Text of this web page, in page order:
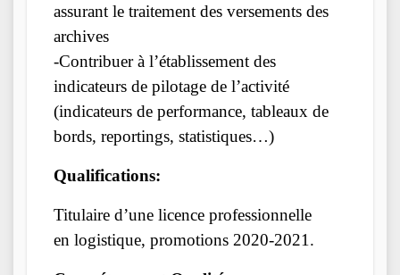
assurant le traitement des versements des
archives
-Contribuer à l’établissement des
indicateurs de pilotage de l’activité
(indicateurs de performance, tableaux de
bords, reportings, statistiques…)
Qualifications:
Titulaire d’une licence professionnelle
en logistique, promotions 2020-2021.